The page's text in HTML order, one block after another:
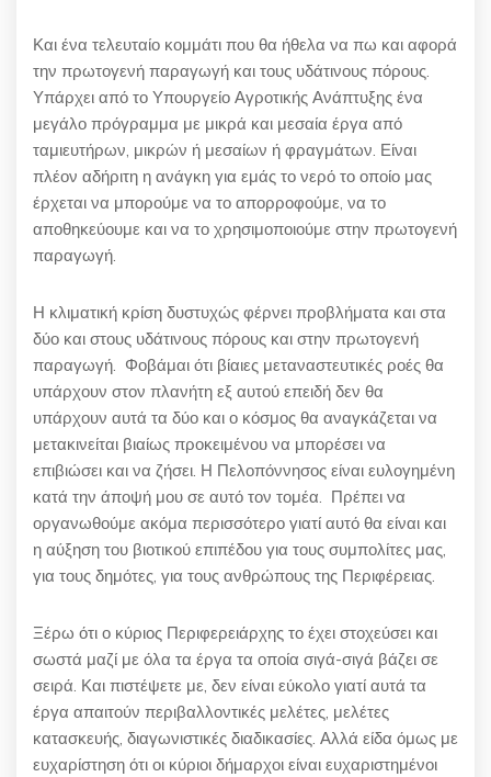
Και ένα τελευταίο κομμάτι που θα ήθελα να πω και αφορά
την πρωτογενή παραγωγή και τους υδάτινους πόρους.
Υπάρχει από το Υπουργείο Αγροτικής Ανάπτυξης ένα
μεγάλο πρόγραμμα με μικρά και μεσαία έργα από
ταμιευτήρων, μικρών ή μεσαίων ή φραγμάτων. Είναι
πλέον αδήριτη η ανάγκη για εμάς το νερό το οποίο μας
έρχεται να μπορούμε να το απορροφούμε, να το
αποθηκεύουμε και να το χρησιμοποιούμε στην πρωτογενή
παραγωγή.
Η κλιματική κρίση δυστυχώς φέρνει προβλήματα και στα
δύο και στους υδάτινους πόρους και στην πρωτογενή
παραγωγή. Φοβάμαι ότι βίαιες μεταναστευτικές ροές θα
υπάρχουν στον πλανήτη εξ αυτού επειδή δεν θα
υπάρχουν αυτά τα δύο και ο κόσμος θα αναγκάζεται να
μετακινείται βιαίως προκειμένου να μπορέσει να
επιβιώσει και να ζήσει. Η Πελοπόννησος είναι ευλογημένη
κατά την άποψή μου σε αυτό τον τομέα. Πρέπει να
οργανωθούμε ακόμα περισσότερο γιατί αυτό θα είναι και
η αύξηση του βιοτικού επιπέδου για τους συμπολίτες μας,
για τους δημότες, για τους ανθρώπους της Περιφέρειας.
Ξέρω ότι ο κύριος Περιφερειάρχης το έχει στοχεύσει και
σωστά μαζί με όλα τα έργα τα οποία σιγά-σιγά βάζει σε
σειρά. Και πιστέψετε με, δεν είναι εύκολο γιατί αυτά τα
έργα απαιτούν περιβαλλοντικές μελέτες, μελέτες
κατασκευής, διαγωνιστικές διαδικασίες. Αλλά είδα όμως με
ευχαρίστηση ότι οι κύριοι δήμαρχοι είναι ευχαριστημένοι